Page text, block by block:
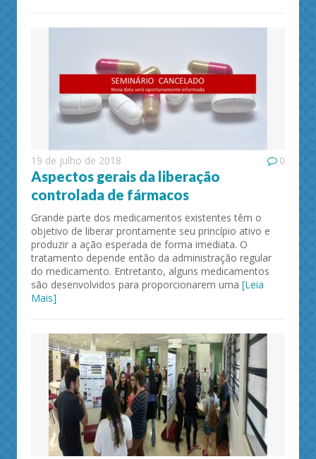
19 de julho de 2018 0
Aspectos gerais da liberação
controlada de fármacos
Grande parte dos medicamentos existentes têm o
objetivo de liberar prontamente seu princípio ativo e
produzir a ação esperada de forma imediata. O
tratamento depende então da administração regular
do medicamento. Entretanto, alguns medicamentos
são desenvolvidos para proporcionarem uma [Leia
Mais]